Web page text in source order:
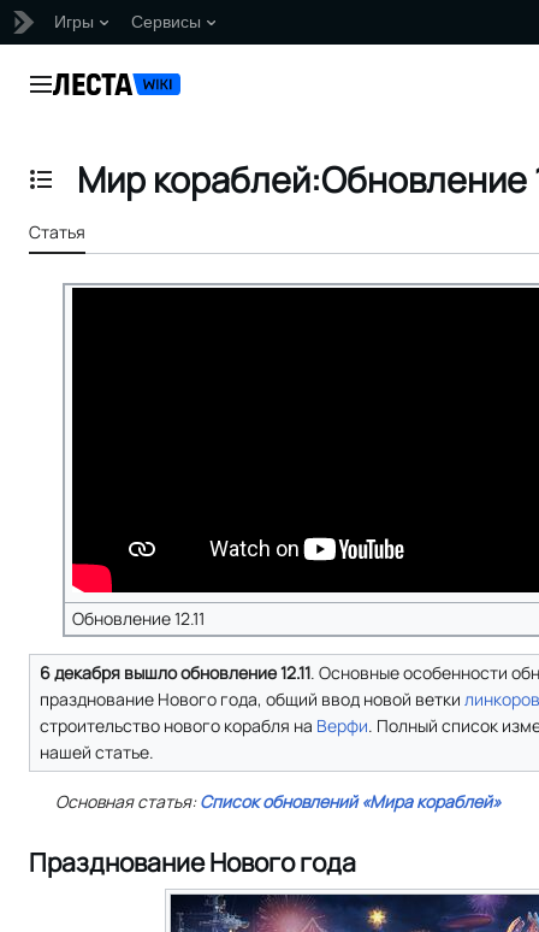
Игры Сервисы
Главное меню
Отобразить/Скрыть содержание
Мир кораблей:Обновление
Статья
Обновление 12.11
6 декабря вышло обновление 12.11. Основные особенности
празднование Нового года, общий ввод новой ветки линкоров
строительство нового корабля на Верфи. Полный список
нашей статье.
Основная статья:Список обновлений «Мира кораблей»
Празднование Нового года